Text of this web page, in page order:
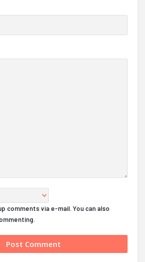
comments via e-mail. You can also